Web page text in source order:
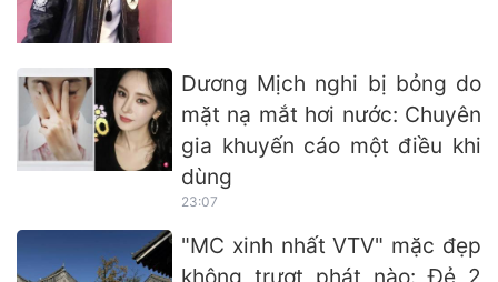
Dương Mịch nghi bị bỏng do
mặt nạ mắt hơi nước: Chuyên
gia khuyến cáo một điều khi
dùng
23:07
"MC xinh nhất VTV" mặc đẹp
không trượt phát nào: Đẻ 2